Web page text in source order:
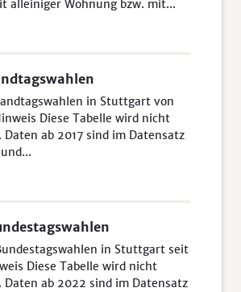
alleiniger Wohnung bzw. mit...
in Stuttgart von
Diese Tabelle wird nicht
ab 2017 sind im Datensatz
in Stuttgart seit
Diese Tabelle wird nicht
ab 2022 sind im Datensatz